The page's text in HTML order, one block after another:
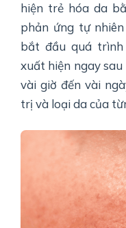
hiện trẻ hóa da
phản ứng tự
bắt đầu quá
xuất hiện ngay
vài giờ đến vài
trị và loại da của